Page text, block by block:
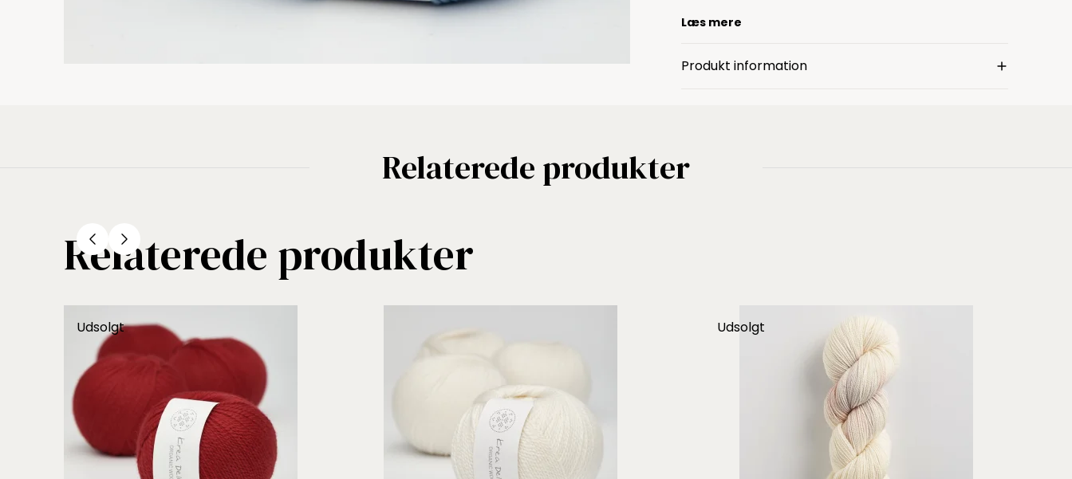
Læs mere
Produkt information
Relaterede produkter
Relaterede produkter
Udsolgt Udsolgt